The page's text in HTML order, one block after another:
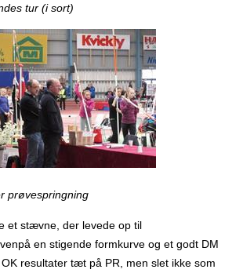
tur (i sort)
prøvespringning
et stævne, der levede op til
en stigende formkurve og et godt DM
resultater tæt på PR, men slet ikke som